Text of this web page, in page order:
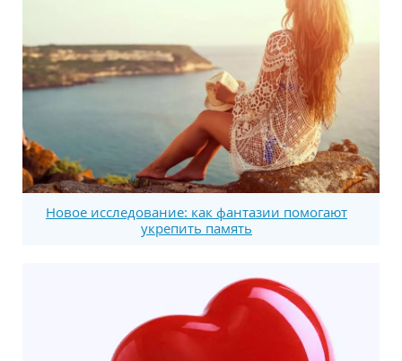
Новое исследование: как фантазии помогают
укрепить память